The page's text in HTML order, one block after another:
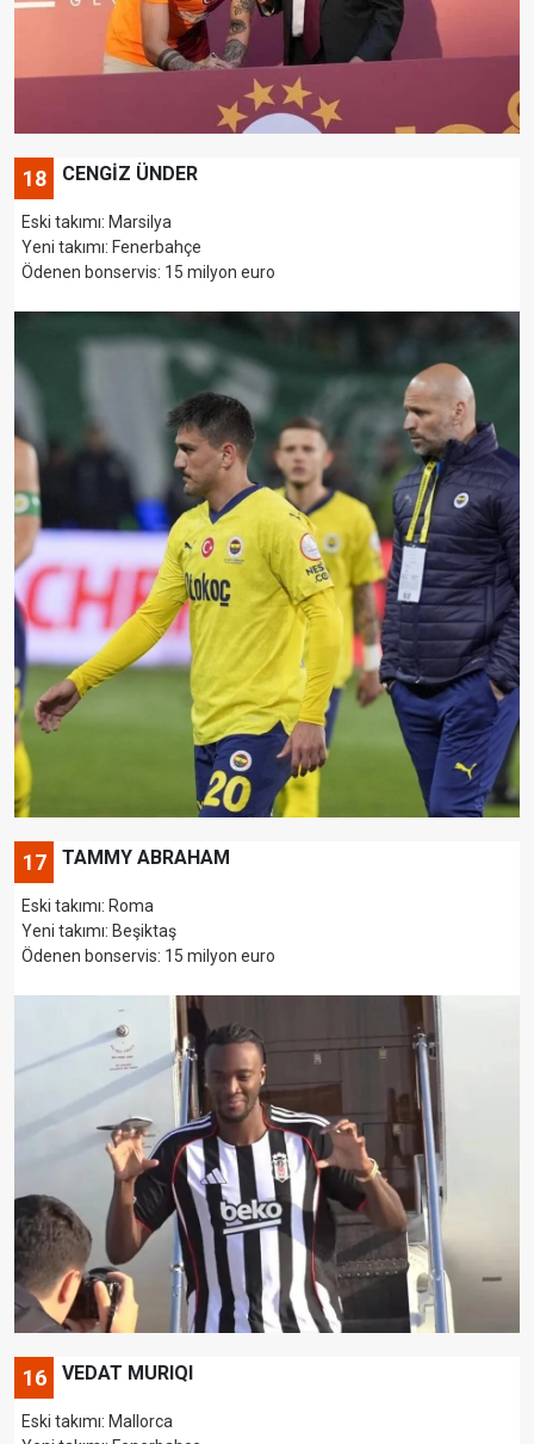
18 CENGİZ ÜNDER
Eski takımı: Marsilya
Yeni takımı: Fenerbahçe
Ödenen bonservis: 15 milyon euro
17 TAMMY ABRAHAM
Eski takımı: Roma
Yeni takımı: Beşiktaş
Ödenen bonservis: 15 milyon euro
16 VEDAT MURIQI
Eski takımı: Mallorca